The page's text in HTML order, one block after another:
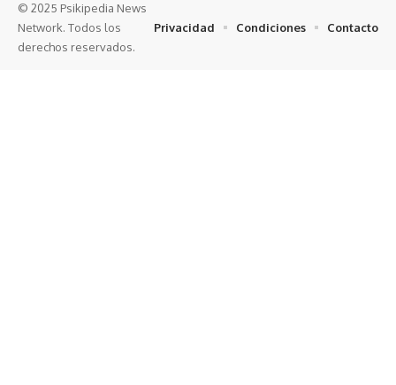
© 2025 Psikipedia News
Network. Todos los
derechos reservados.
Privacidad Condiciones Contacto